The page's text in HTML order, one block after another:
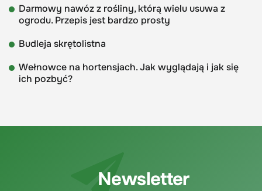
Darmowy nawóz z rośliny, którą wielu usuwa z
ogrodu. Przepis jest bardzo prosty
Budleja skrętolistna
Wełnowce na hortensjach. Jak wyglądają i jak się
ich pozbyć?
Newsletter